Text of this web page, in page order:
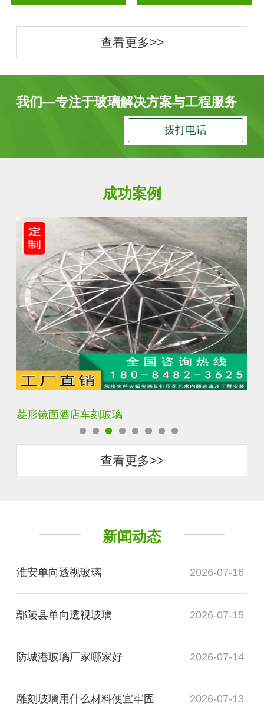
查看更多>>
我们—专注于玻璃解决方案与工程服务
拨打电话
成功案例
菱形镜面酒店车刻玻璃
查看更多>>
新闻动态
淮安单向透视玻璃 2026-07-16
鄢陵县单向透视玻璃 2026-07-15
防城港玻璃厂家哪家好 2026-07-14
雕刻玻璃用什么材料便宜牢固 2026-07-13